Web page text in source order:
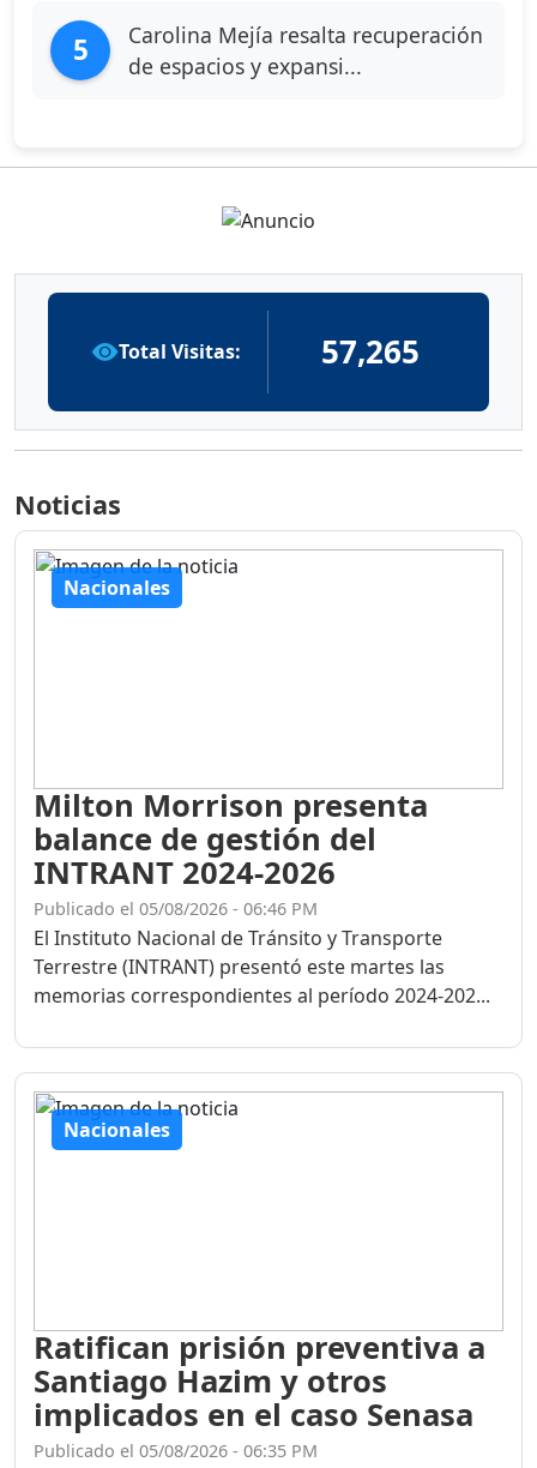
5
Carolina Mejía resalta recuperación
de espacios y expansi...
Total Visitas: 57,265
Noticias
Nacionales
Milton Morrison presenta
balance de gestión del
INTRANT 2024-2026
Publicado el 05/08/2026 - 06:46 PM
El Instituto Nacional de Tránsito y Transporte
Terrestre (INTRANT) presentó este martes las
memorias correspondientes al período 2024-202...
Nacionales
Ratifican prisión preventiva a
Santiago Hazim y otros
implicados en el caso Senasa
Publicado el 05/08/2026 - 06:35 PM